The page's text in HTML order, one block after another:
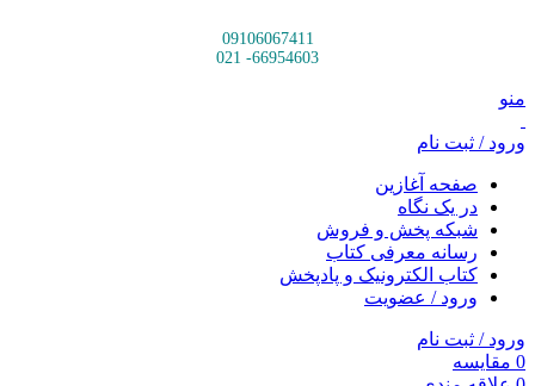
09106067411
66954603- 021
منو
ورود / ثبت نام
صفحه آغازین
در یک نگاه
شبکه پخش و فروش
رسانه معرفی کتاب
کتاب الکترونیک و پادپخش
ورود / عضویت
ورود / ثبت نام
0 مقایسه